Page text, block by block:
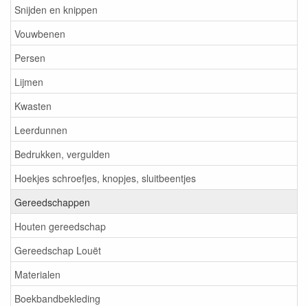
Snijden en knippen
Vouwbenen
Persen
Lijmen
Kwasten
Leerdunnen
Bedrukken, vergulden
Hoekjes schroefjes, knopjes, sluitbeentjes
Gereedschappen
Houten gereedschap
Gereedschap Louët
Materialen
Boekbandbekleding